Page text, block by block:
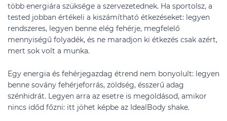
több energiára szüksége a szervezetednek. Ha sportolsz, a
tested jobban értékeli a kiszámítható étkezéseket: legyen
rendszeres, legyen benne elég fehérje, megfelelő
mennyiségű folyadék, és ne maradjon ki étkezés csak azért,
mert sok volt a munka.
Egy energia és fehérjegazdag étrend nem bonyolult: legyen
benne sovány fehérjeforrás, zöldség, ésszerű adag
szénhidrát. Legyen arra az esetre is megoldásod, amikor
nincs időd főzni: itt jöhet képbe az IdealBody shake.